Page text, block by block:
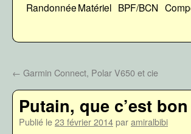
RandonnéeMatériel BPF/BCN
← Garmin Connect, Polar V650 et cie
Putain, que c’est
Publié le23 février 2014paramiralbibi